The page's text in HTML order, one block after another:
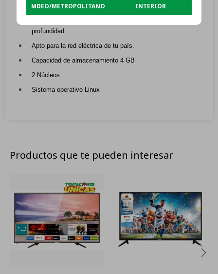
Incluye control remoto.
profundidad.
Apto para la red eléctrica de tu país.
Capacidad de almacenamiento 4 GB
2 Núcleos
Sistema operativo Linux
Productos que te pueden interesar
MDEO/METROPOLITANO INTERIOR